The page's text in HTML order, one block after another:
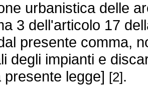
urbanistica delle
3 dell'articolo 17
presente comma,
degli impianti e
presente legge] [2].